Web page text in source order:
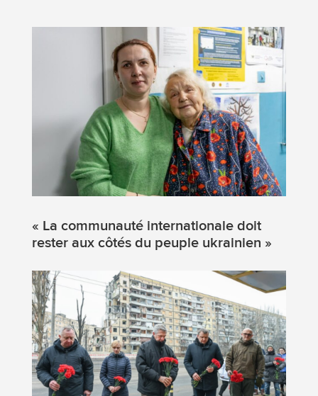
« La communauté internationale doit
rester aux côtés du peuple ukrainien »